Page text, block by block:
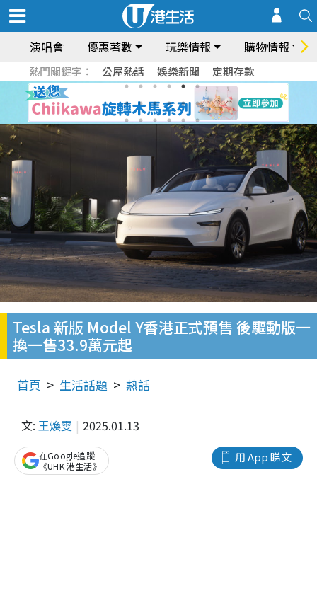
演唱會 優惠著數 玩樂情報 購物情報
熱門關鍵字： 公屋熱話 娛樂新聞 定期存款
Tesla 新版 Model Y香港正式預售 後驅動版一
換一售33.9萬元起
首頁 生活話題 熱話
文: 王煥雯 2025.01.13
用 App 睇文
在Google追蹤
《UHK 港生活》